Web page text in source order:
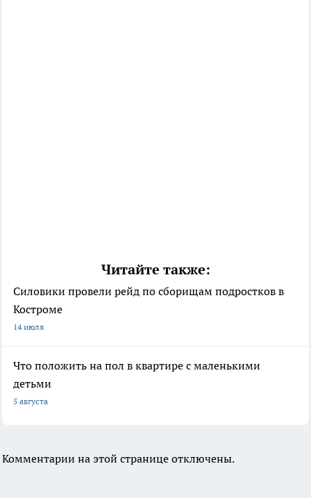
Читайте также:
Силовики провели рейд по сборищам подростков в
Костроме
14 июля
Что положить на пол в квартире с маленькими
детьми
5 августа
Комментарии на этой странице отключены.